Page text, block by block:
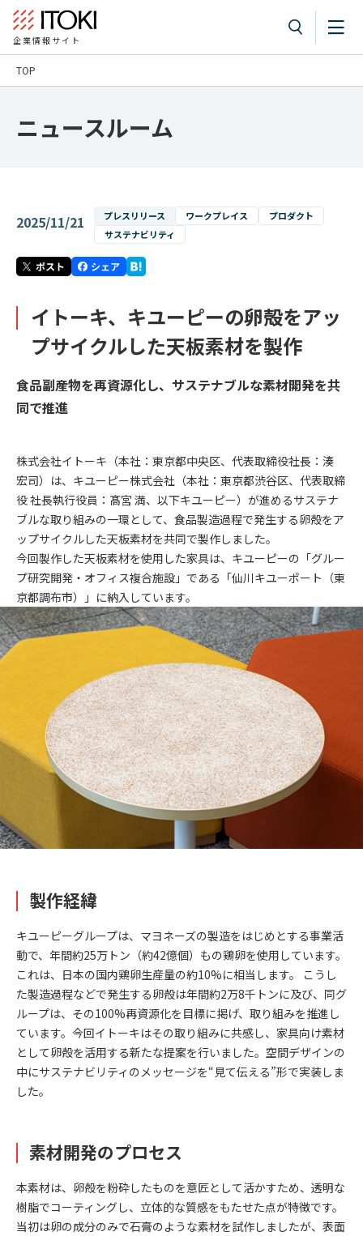
企業情報サイト
TOP
ニュースルーム
2025/11/21 プレスリリース ワークプレイス
プロダクト
サステナビリティ
イトーキ、キユーピーの卵殻をアッ
プサイクルした天板素材を製作
食品副産物を再資源化し、サステナブルな素材開発を共
同で推進
株式会社イトーキ（本社：東京都中央区、代表取締役社長：湊
宏司）は、キユーピー株式会社（本社：東京都渋谷区、代表取締
役 社長執行役員：髙宮 満、以下キユーピー）が進めるサステナ
ブルな取り組みの一環として、食品製造過程で発生する卵殻をア
ップサイクルした天板素材を共同で製作しました。
今回製作した天板素材を使用した家具は、キユーピーの「グルー
プ研究開発・オフィス複合施設」である「仙川キユーポート（東
京都調布市）」に納入しています。
製作経緯
キユーピーグループは、マヨネーズの製造をはじめとする事業活
動で、年間約25万トン（約42億個）もの鶏卵を使用しています。
これは、日本の国内鶏卵生産量の約10%に相当します。 こうし
た製造過程などで発生する卵殻は年間約2万8千トンに及び、同グ
ループは、その100%再資源化を目標に掲げ、取り組みを推進し
ています。今回イトーキはその取り組みに共感し、家具向け素材
として卵殻を活用する新たな提案を行いました。空間デザインの
中にサステナビリティのメッセージを“見て伝える”形で実装しま
した。
素材開発のプロセス
本素材は、卵殻を粉砕したものを意匠として活かすため、透明な
樹脂でコーティングし、立体的な質感をもたせた点が特徴です。
当初は卵の成分のみで石膏のような素材を試作しましたが、表面